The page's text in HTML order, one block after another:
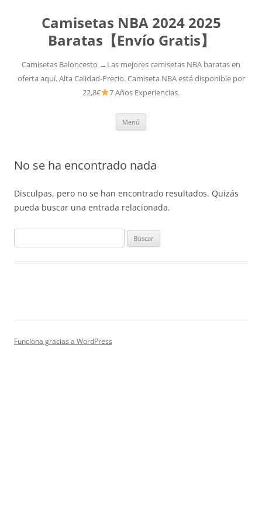
Camisetas NBA 2024 2025
Baratas【Envío Gratis】
Camisetas Baloncesto →Las mejores camisetas NBA baratas en
oferta aquí. Alta Calidad-Precio. Camiseta NBA está disponible por
22,8€
7 Años Experiencias.
Menú
No se ha encontrado nada
Disculpas, pero no se han encontrado resultados. Quizás
pueda buscar una entrada relacionada.
Funciona gracias a WordPress